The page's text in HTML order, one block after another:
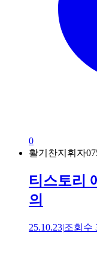
0
활기찬지휘자
티스토리
의
25.10.23|조회수